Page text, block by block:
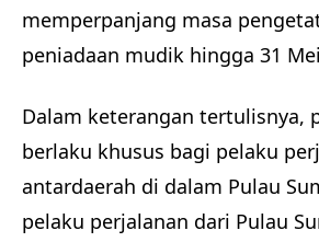
memperpanjang masa
peniadaan mudik hingga 31
Dalam keterangan tertulisnya,
berlaku khusus bagi pelaku
antardaerah di dalam Pulau
pelaku perjalanan dari Pulau